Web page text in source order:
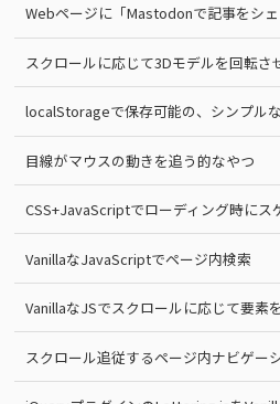
Webページに「Mastodonで記事をシ
スクロールに応じて3Dモデルを回転さ
localStorageで保存可能の、シンプル
目線がマウスの動きを追う的なやつ
CSS+JavaScriptでローディング時にス
VanillaなJavaScriptでページ内検索
VanillaなJSでスクロールに応じて要素
スクロール追従するページ内ナビゲー